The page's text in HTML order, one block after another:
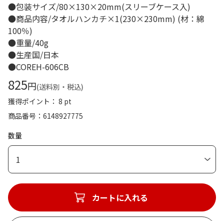
●包装サイズ/80×130×20mm(スリーブケース入)
●商品内容/タオルハンカチ×1(230×230mm) (材：綿
100％)
●重量/40g
●生産国/日本
●COREH-606CB
825円(送料別・税込)
獲得ポイント： 8 pt
商品番号
6148927775
数量
1
カートに入れる